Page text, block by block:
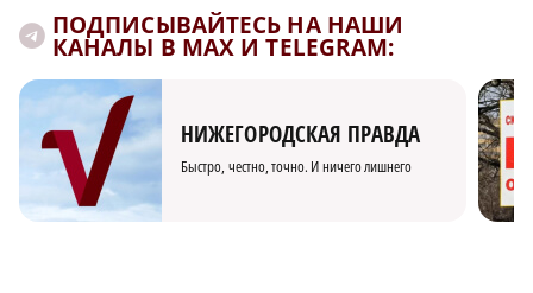
ПОДПИСЫВАЙТЕСЬ НА НАШИ
КАНАЛЫ В MAX И TELEGRAM:
НИЖЕГОРОДСКАЯ ПРАВДА
Быстро, честно, точно. И ничего лишнего